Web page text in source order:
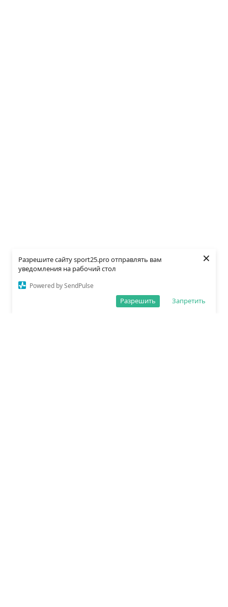
Разрешите сайту sport25.pro отправлять вам
уведомления на рабочий стол
Powered by SendPulse
Запретить
Разрешить
×